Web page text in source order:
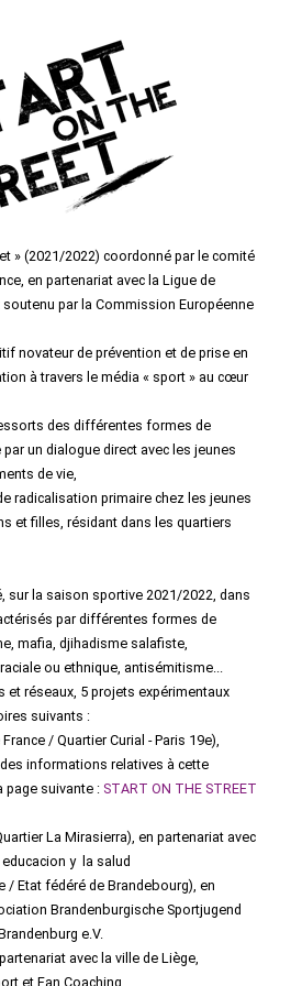
» (2021/2022) coordonné par le comité
en partenariat avec la Ligue de
soutenu par la Commission Européenne
novateur de prévention et de prise en
à travers le média « sport » au cœur
des différentes formes de
un dialogue direct avec les jeunes
de vie,
radicalisation primaire chez les jeunes
et filles, résidant dans les quartiers
sur la saison sportive 2021/2022, dans
par différentes formes de
mafia, djihadisme salafiste,
ou ethnique, antisémitisme...
et réseaux, 5 projets expérimentaux
suivants :
/ Quartier Curial - Paris 19e),
informations relatives à cette
page suivante : START ON THE STREET
La Mirasierra), en partenariat avec
educacion y la salud
/ Etat fédéré de Brandebourg), en
Brandenburgische Sportjugend
e.V.
avec la ville de Liège,
et Fan Coaching